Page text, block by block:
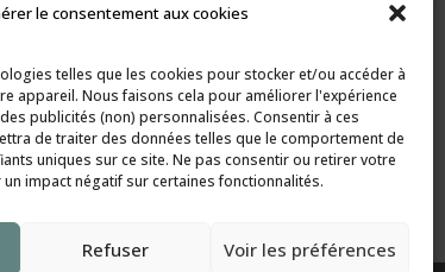
le consentement aux cookies
telles que les cookies pour stocker et/ou accéder à
appareil. Nous faisons cela pour améliorer l'expérience
publicités (non) personnalisées. Consentir à ces
de traiter des données telles que le comportement de
uniques sur ce site. Ne pas consentir ou retirer votre
impact négatif sur certaines fonctionnalités.
Refuser Voir les préférences